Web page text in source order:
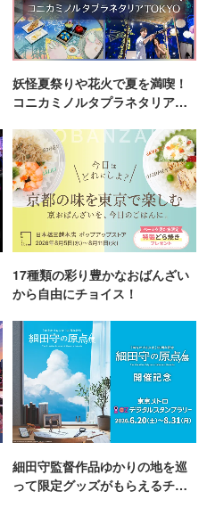
妖怪夏祭りや花火で夏を満喫！
コニカミノルタプラネタリア
17種類の彩り豊かなおばんざい
から自由にチョイス！
細田守監督作品ゆかりの地を巡
って限定グッズがもらえるチャ